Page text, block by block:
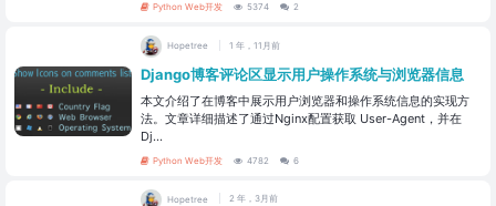
Python Web开发 5374 2
Hopetree 1 年，11月前
Django博客评论区显示用户操作系统与浏览器信息
本文介绍了在博客中展示用户浏览器和操作系统信息的实现方
法。文章详细描述了通过Nginx配置获取 User-Agent，并在
Dj...
Python Web开发 4782 6
Hopetree 2 年，3月前